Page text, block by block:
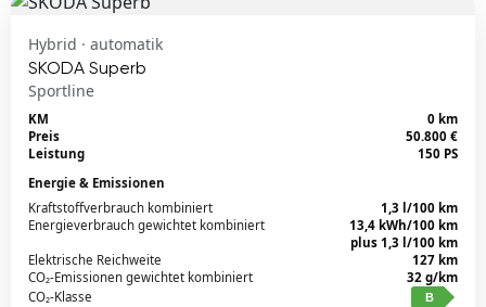
Hybrid · automatik
SKODA Superb
Sportline
KM
0 km
Preis
50.800 €
Leistung
150 PS
Energie & Emissionen
Kraftstoffverbrauch kombiniert
1,3 l/100 km
Energieverbrauch gewichtet kombiniert
13,4 kWh/100 km
plus 1,3 l/100 km
Elektrische Reichweite
127 km
CO₂-Emissionen gewichtet kombiniert
32 g/km
CO₂-Klasse
B